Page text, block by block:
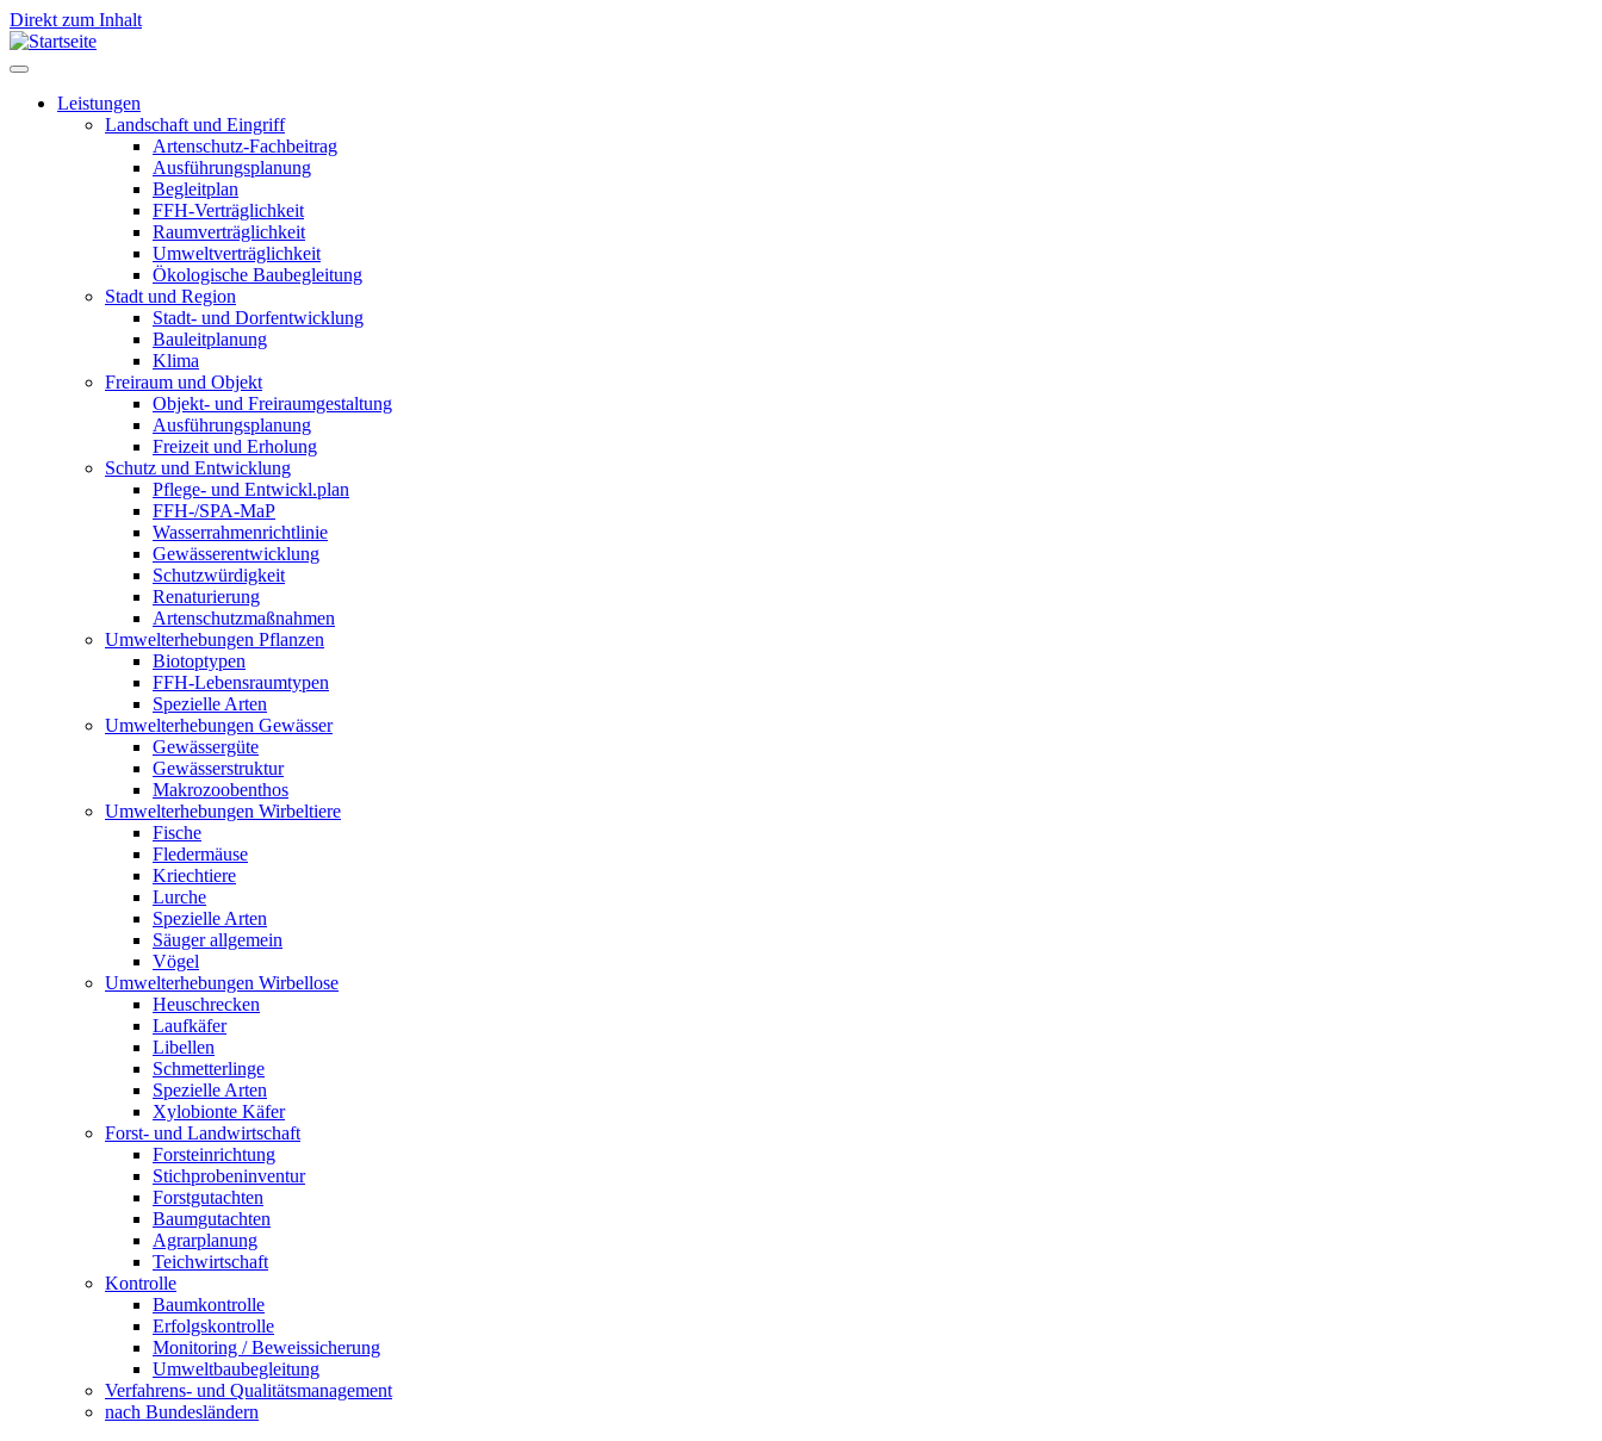
Direkt zum Inhalt
Leistungen
Leistungen
Landschaft und Eingriff
Artenschutz-Fachbeitrag
Ausführungsplanung
Begleitplan
FFH-Verträglichkeit
Raumverträglichkeit
Umweltverträglichkeit
Ökologische Baubegleitung
Stadt und Region
Stadt- und Dorfentwicklung
Bauleitplanung
Klima
Freiraum und Objekt
Objekt- und Freiraumgestaltung
Ausführungsplanung
Freizeit und Erholung
Schutz und Entwicklung
Pflege- und Entwickl.plan
FFH-/SPA-MaP
Wasserrahmenrichtlinie
Gewässerentwicklung
Schutzwürdigkeit
Renaturierung
Artenschutzmaßnahmen
Umwelterhebungen Pflanzen
Biotoptypen
FFH-Lebensraumtypen
Spezielle Arten
Umwelterhebungen Gewässer
Gewässergüte
Gewässerstruktur
Makrozoobenthos
Umwelterhebungen Wirbeltiere
Fische
Fledermäuse
Kriechtiere
Lurche
Spezielle Arten
Säuger allgemein
Vögel
Umwelterhebungen Wirbellose
Heuschrecken
Laufkäfer
Libellen
Schmetterlinge
Spezielle Arten
Xylobionte Käfer
Forst- und Landwirtschaft
Forsteinrichtung
Stichprobeninventur
Forstgutachten
Baumgutachten
Agrarplanung
Teichwirtschaft
Kontrolle
Baumkontrolle
Erfolgskontrolle
Monitoring / Beweissicherung
Umweltbaubegleitung
Verfahrens- und Qualitätsmanagement
nach Bundesländern